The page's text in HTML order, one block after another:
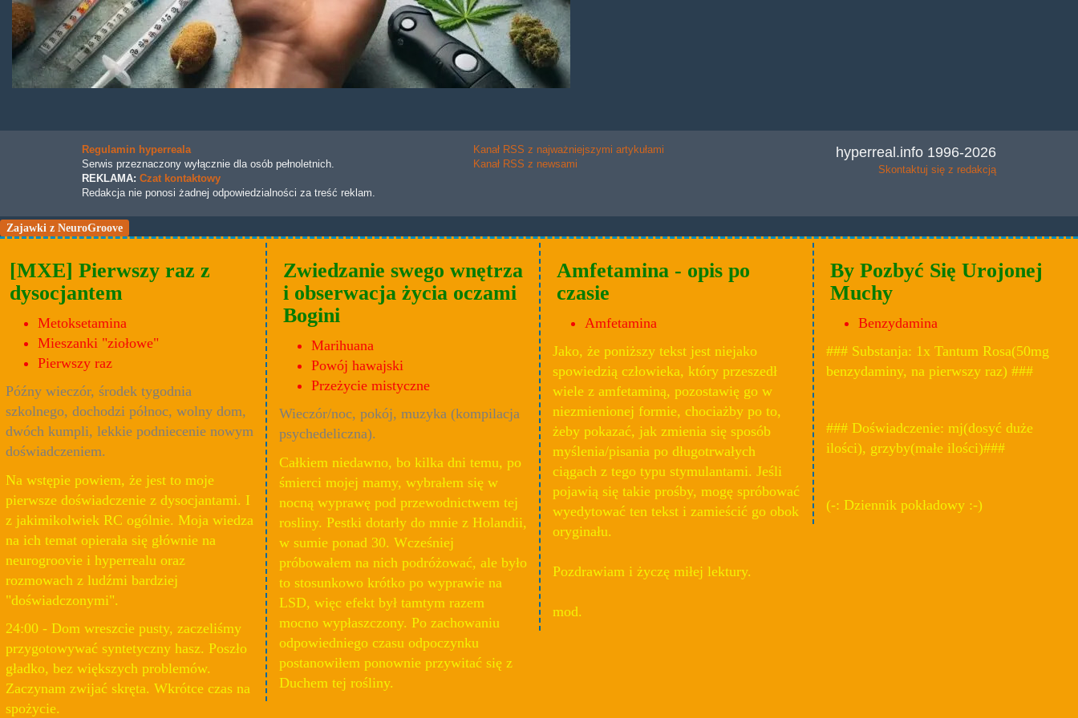
Regulamin hyperreala
Serwis przeznaczony wyłącznie dla osób pełnoletnich.
REKLAMA: Czat kontaktowy
Redakcja nie ponosi żadnej odpowiedzialności za treść reklam.
Kanał RSS z najważniejszymi artykułami
Kanał RSS z newsami
hyperreal.info 1996-2026
Skontaktuj się z redakcją
Zajawki z NeuroGroove
[MXE] Pierwszy raz z
dysocjantem
Metoksetamina
Mieszanki "ziołowe"
Pierwszy raz
Późny wieczór, środek tygodnia
szkolnego, dochodzi północ, wolny dom,
dwóch kumpli, lekkie podniecenie nowym
doświadczeniem.
Na wstępie powiem, że jest to moje
pierwsze doświadczenie z dysocjantami. I
z jakimikolwiek RC ogólnie. Moja wiedza
na ich temat opierała się głównie na
neurogroovie i hyperrealu oraz
rozmowach z ludźmi bardziej
"doświadczonymi".
24:00 - Dom wreszcie pusty, zaczeliśmy
przygotowywać syntetyczny hasz. Poszło
gładko, bez większych problemów.
Zaczynam zwijać skręta. Wkrótce czas na
spożycie.
Zwiedzanie swego wnętrza
i obserwacja życia oczami
Bogini
Marihuana
Powój hawajski
Przeżycie mistyczne
Wieczór/noc, pokój, muzyka (kompilacja
psychedeliczna).
Całkiem niedawno, bo kilka dni temu, po
śmierci mojej mamy, wybrałem się w
nocną wyprawę pod przewodnictwem tej
rosliny. Pestki dotarły do mnie z Holandii,
w sumie ponad 30. Wcześniej
próbowałem na nich podróżować, ale było
to stosunkowo krótko po wyprawie na
LSD, więc efekt był tamtym razem
mocno wypłaszczony. Po zachowaniu
odpowiedniego czasu odpoczynku
postanowiłem ponownie przywitać się z
Duchem tej rośliny.
Amfetamina - opis po
czasie
Amfetamina
Jako, że poniższy tekst jest niejako
spowiedzią człowieka, który przeszedł
wiele z amfetaminą, pozostawię go w
niezmienionej formie, chociażby po to,
żeby pokazać, jak zmienia się sposób
myślenia/pisania po długotrwałych
ciągach z tego typu stymulantami. Jeśli
pojawią się takie prośby, mogę spróbować
wyedytować ten tekst i zamieścić go obok
oryginału.
Pozdrawiam i życzę miłej lektury.
mod.
By Pozbyć Się Urojonej
Muchy
Benzydamina
### Substanja: 1x Tantum Rosa(50mg
benzydaminy, na pierwszy raz) ###
### Doświadczenie: mj(dosyć duże
ilości), grzyby(małe ilości)###
(-: Dziennik pokładowy :-)